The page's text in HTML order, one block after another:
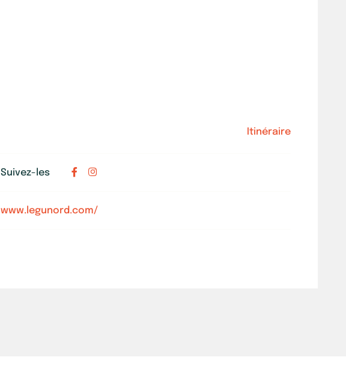
Itinéraire
Suivez-les
www.legunord.com/